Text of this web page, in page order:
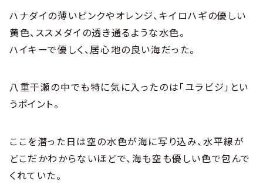
ハナダイの薄いピンクやオレンジ、キイロハギの優しい
黄色、ススメダイの透き通るような水色。
ハイキーで優しく、居心地の良い海だった。
八重干瀬の中でも特に気に入ったのは「ユラビジ」とい
うポイント。
ここを潜った日は空の水色が海に写り込み、水平線が
どこだかわからないほどで、海も空も優しい色で包んで
くれていた。